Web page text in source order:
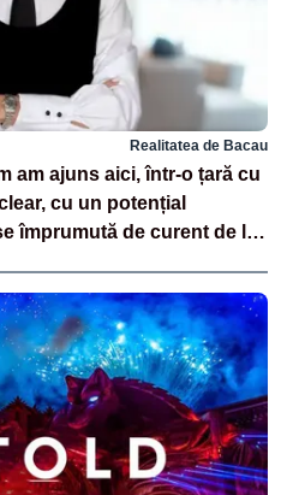
Realitatea de Bacau
am ajuns aici, într-o țară cu
cu un potențial
împrumută de curent de la